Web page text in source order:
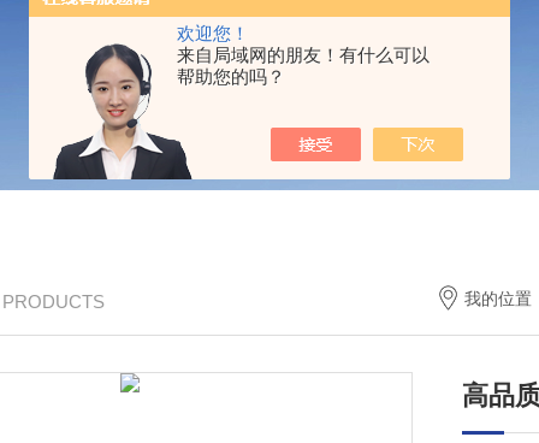
欢迎您！
来自局域网的朋友！有什么可以
帮助您的吗？
我的位置
高品